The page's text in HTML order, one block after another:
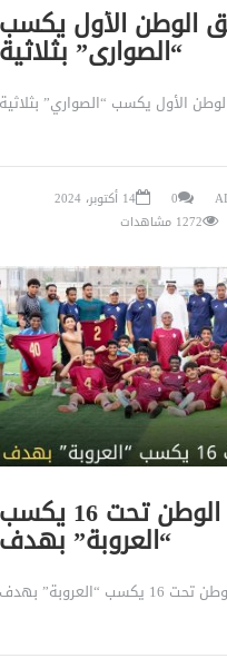
الوطن الأول يكسب
“الصواري” بثلاثية
الأول يكسب “الصواري” بثلاثية
0
14 أكتوبر، 2024
1272 مشاهدات
فريق الوطن تحت 16 يكسب
“العروبة” بهدف
“العروبة” بهدف